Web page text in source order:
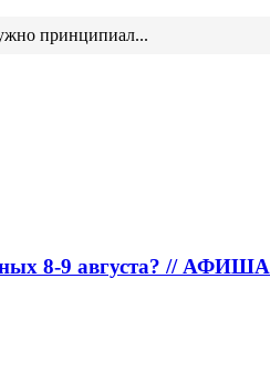
принципиал...
8-9 августа? // АФИША